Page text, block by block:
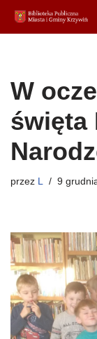
Przejdź
W
święta
przez L 9